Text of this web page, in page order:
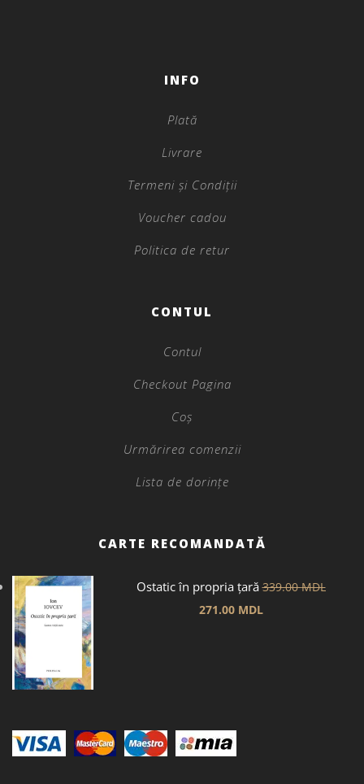
INFO
Plată
Livrare
Termeni și Condiții
Voucher cadou
Politica de retur
CONTUL
Contul
Checkout Pagina
Coș
Urmărirea comenzii
Lista de dorințe
CARTE RECOMANDATĂ
Ostatic în propria țară 339.00MDL
271.00 MDL